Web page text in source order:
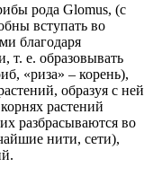
рода Glomus, (с
вступать во
благодаря
т. е. образовывать
«риза» – корень),
образуя с ней
растений
разбрасываются во
нити, сети),